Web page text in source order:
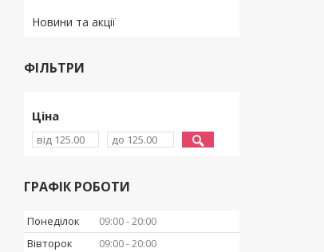
Новини та акції
ФІЛЬТРИ
Ціна
ГРАФІК РОБОТИ
Понеділок 09:00 20:00
Вівторок
09:00 20:00